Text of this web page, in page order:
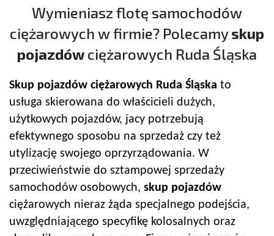
Wymieniasz flotę samochodów
ciężarowych w firmie? Polecamyskup
pojazdów ciężarowych Ruda Śląska
Skup pojazdów ciężarowych Ruda Śląska to
usługa skierowana do właścicieli dużych,
użytkowych pojazdów, jacy potrzebują
efektywnego sposobu na sprzedaż czy też
utylizację swojego oprzyrządowania. W
przeciwieństwie do sztampowej sprzedaży
samochodów osobowych, skup pojazdów
ciężarowych nieraz żąda specjalnego podejścia,
uwzględniającego specyfikę kolosalnych oraz